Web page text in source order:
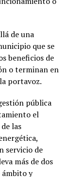
de una
que se
beneficios de
o terminan en
portavoz.
pública
el
las
servicio de
más de dos
ámbito y